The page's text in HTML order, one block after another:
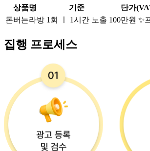
상품명 기준
단가
돈버는라방 1회 1시간 노출 100만원 ✨
집행 프로세스